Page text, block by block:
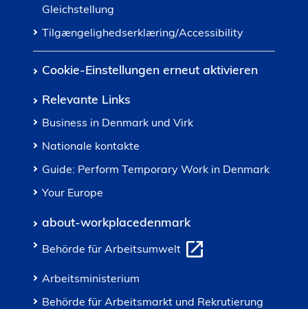
Gleichstellung
Tilgængelighedserklæring/Accessibility
Cookie-Einstellungen erneut aktivieren
Relevante Links
Business in Denmark und Virk
Nationale kontakte
Guide: Perform Temporary Work in Denmark
Your Europe
about-workplacedenmark
Behörde für Arbeitsumwelt
Arbeitsministerium
Behörde für Arbeitsmarkt und Rekrutierung